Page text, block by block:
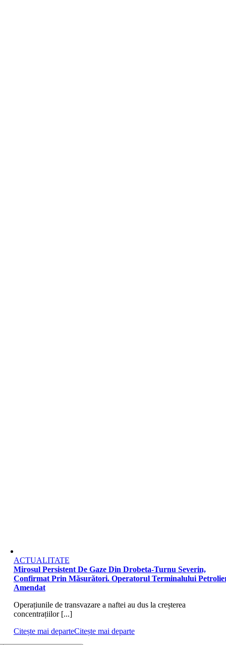
ACTUALITATE
Mirosul Persistent De Gaze Din Drobeta-Turnu Severin,
Confirmat Prin Măsurători. Operatorul Terminalului
Amendat
Operațiunile de transvazare a naftei au dus la creșterea
concentrațiilor [...]
Citește mai departeCitește mai departe